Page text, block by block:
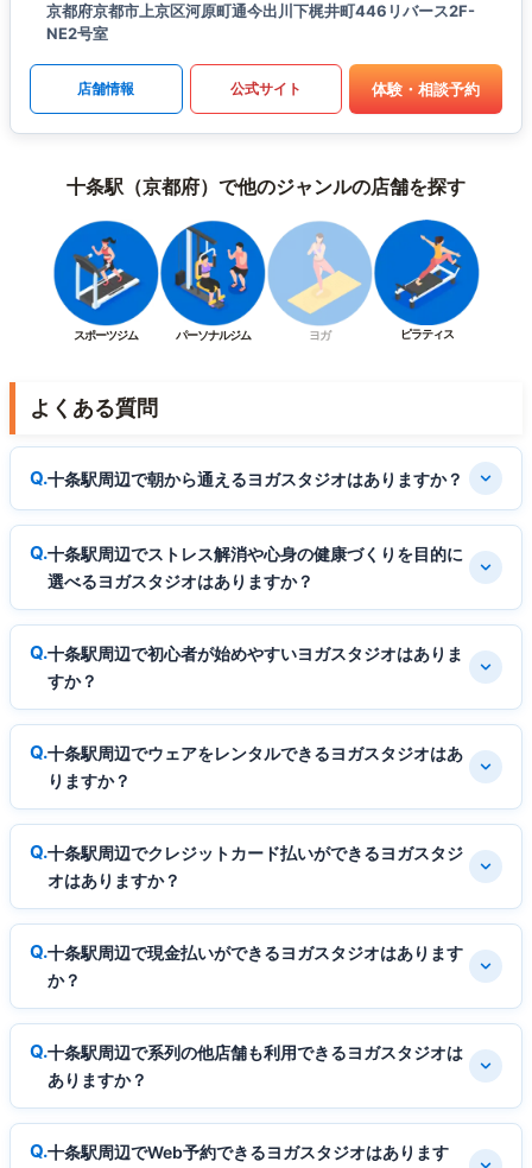
京都府京都市上京区河原町通今出川下梶井町446リバース2F-
NE2号室
店舗情報 公式サイト 体験・相談予約
十条駅（京都府）で他のジャンルの店舗を探す
スポーツジム パーソナルジム ヨガ ピラティス
よくある質問
十条駅周辺で朝から通えるヨガスタジオはありますか？
十条駅周辺でストレス解消や心身の健康づくりを目的に
選べるヨガスタジオはありますか？
十条駅周辺で初心者が始めやすいヨガスタジオはありま
すか？
十条駅周辺でウェアをレンタルできるヨガスタジオはあ
りますか？
十条駅周辺でクレジットカード払いができるヨガスタジ
オはありますか？
十条駅周辺で現金払いができるヨガスタジオはあります
か？
十条駅周辺で系列の他店舗も利用できるヨガスタジオは
ありますか？
十条駅周辺でWeb予約できるヨガスタジオはあります